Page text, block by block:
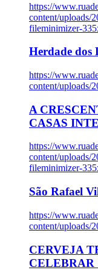
https://
content/uploads/
fileminimizer-
Herdade dos
https://
content/uploads/
A
CASAS
https://
content/uploads/
fileminimizer-
São Rafael
https://
content/uploads/
CERVEJA
CELEBRAR